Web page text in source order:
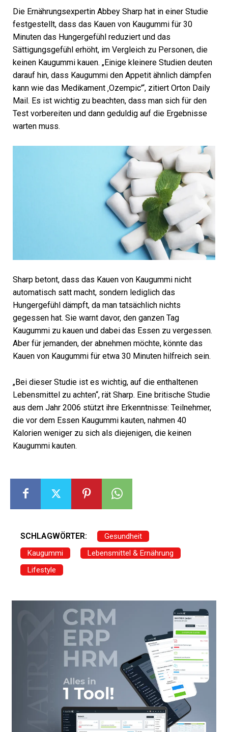
Die Ernährungsexpertin Abbey Sharp hat in einer Studie
festgestellt, dass das Kauen von Kaugummi für 30
Minuten das Hungergefühl reduziert und das
Sättigungsgefühl erhöht, im Vergleich zu Personen, die
keinen Kaugummi kauen. „Einige kleinere Studien deuten
darauf hin, dass Kaugummi den Appetit ähnlich dämpfen
kann wie das Medikament ‚Ozempic'“, zitiert Orton Daily
Mail. Es ist wichtig zu beachten, dass man sich für den
Test vorbereiten und dann geduldig auf die Ergebnisse
warten muss.
Sharp betont, dass das Kauen von Kaugummi nicht
automatisch satt macht, sondern lediglich das
Hungergefühl dämpft, da man tatsächlich nichts
gegessen hat. Sie warnt davor, den ganzen Tag
Kaugummi zu kauen und dabei das Essen zu vergessen.
Aber für jemanden, der abnehmen möchte, könnte das
Kauen von Kaugummi für etwa 30 Minuten hilfreich sein.
„Bei dieser Studie ist es wichtig, auf die enthaltenen
Lebensmittel zu achten“, rät Sharp. Eine britische Studie
aus dem Jahr 2006 stützt ihre Erkenntnisse: Teilnehmer,
die vor dem Essen Kaugummi kauten, nahmen 40
Kalorien weniger zu sich als diejenigen, die keinen
Kaugummi kauten.
SCHLAGWÖRTER:
Gesundheit
Kaugummi
Lebensmittel & Ernährung
Lifestyle